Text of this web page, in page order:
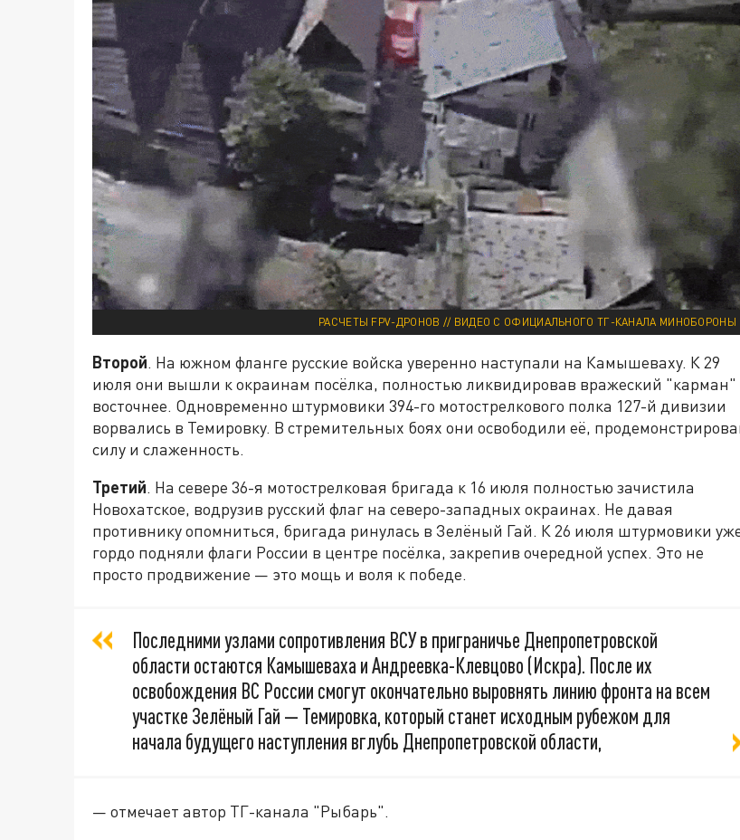
РАСЧЕТЫ FPV-ДРОНОВ // ВИДЕО С ОФИЦИАЛЬНОГО ТГ-КАНАЛА МИНОБОРОНЫ
Второй. На южном фланге русские войска уверенно наступали на Камышеваху. К 29
июля они вышли к окраинам посёлка, полностью ликвидировав вражеский "карман"
восточнее. Одновременно штурмовики 394-го мотострелкового полка 127-й дивизии
ворвались в Темировку. В стремительных боях они освободили её,
силу и слаженность.
Третий. На севере 36-я мотострелковая бригада к 16 июля полностью зачистила
Новохатское, водрузив русский флаг на северо-западных окраинах. Не давая
противнику опомниться, бригада ринулась в Зелёный Гай. К 26 июля штурмовики
гордо подняли флаги России в центре посёлка, закрепив очередной успех. Это не
просто продвижение — это мощь и воля к победе.
Последними узлами сопротивления ВСУ в приграничье Днепропетровской
области остаются Камышеваха и Андреевка-Клевцово (Искра). После их
освобождения ВС России смогут окончательно выровнять линию фронта на всем
участке Зелёный Гай — Темировка, который станет исходным рубежом для
начала будущего наступления вглубь Днепропетровской области,
— отмечает автор ТГ-канала "Рыбарь".